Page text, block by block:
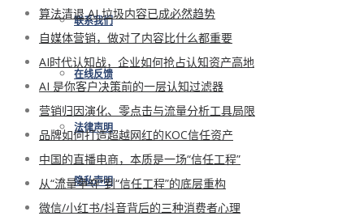
联系我们
在线反馈
法律声明
隐私声明
算法清退 AI 垃圾内容已成必然趋势
自媒体营销，做对了内容比什么都重要
AI时代认知战，企业如何抢占认知资产高地
AI 是你客户决策前的一层认知过滤器
营销归因演化、零点击与流量分析工具局限
品牌如何打造超越网红的KOC信任资产
中国的直播电商，本质是一场“信任工程”
从“流量争夺”到“信任工程”的底层重构
微信/小红书/抖音背后的三种消费者心理